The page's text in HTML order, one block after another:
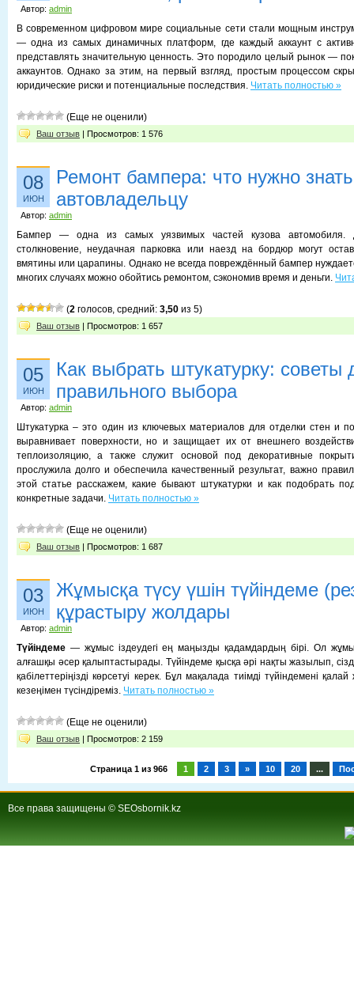
Автор: admin
В современном цифровом мире социальные сети стали мощным
— одна из самых динамичных платформ, где каждый аккаунт с
представлять значительную ценность. Это породило целый рынок —
аккаунтов. Однако за этим, на первый взгляд, простым процессом
юридические риски и потенциальные последствия. Читать полностью »
(Еще не оценили)
Ваш отзыв | Просмотров: 1 576
08
ИЮН
Ремонт бампера: что нужно знать
автовладельцу
Автор: admin
Бампер — одна из самых уязвимых частей кузова автомобиля.
столкновение, неудачная парковка или наезд на бордюр могут
вмятины или царапины. Однако не всегда повреждённый бампер
многих случаях можно обойтись ремонтом, сэкономив время и деньги.
(2 голосов, средний: 3,50 из 5)
Ваш отзыв | Просмотров: 1 657
05
ИЮН
Как выбрать штукатурку: советы
правильного выбора
Автор: admin
Штукатурка – это один из ключевых материалов для отделки стен и
выравнивает поверхности, но и защищает их от внешнего
теплоизоляцию, а также служит основой под декоративные
прослужила долго и обеспечила качественный результат, важно
этой статье расскажем, какие бывают штукатурки и как подобрать
конкретные задачи. Читать полностью »
(Еще не оценили)
Ваш отзыв | Просмотров: 1 687
03
ИЮН
Жұмысқа түсу үшін түйіндеме
құрастыру жолдары
Автор: admin
Түйіндеме — жұмыс іздеудегі ең маңызды қадамдардың бірі. Ол
алғашқы әсер қалыптастырады. Түйіндеме қысқа әрі нақты жазылып,
қабілеттеріңізді көрсетуі керек. Бұл мақалада тиімді түйіндемені қалай
кезеңімен түсіндіреміз. Читать полностью »
(Еще не оценили)
Ваш отзыв | Просмотров: 2 159
Страница 1 из 966 1 2 3 » 10 20 ...
Все права защищены © SEOsbornik.kz